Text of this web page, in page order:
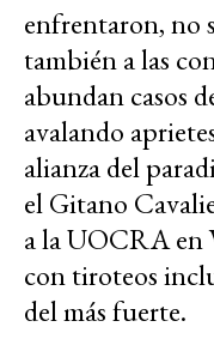
enfrentaron, no
también a las
abundan casos
avalando
alianza del
el Gitano
a la UOCRA en
con tiroteos
del más fuerte.